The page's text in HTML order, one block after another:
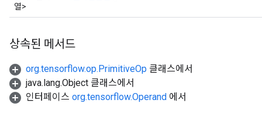
열>
상속된 메서드
org.tensorflow.op.PrimitiveOp 클래스에서
java.lang.Object 클래스에서
인터페이스 org.tensorflow.Operand 에서